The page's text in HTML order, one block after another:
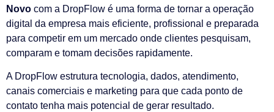
Novo com a DropFlow é uma forma de tornar a operação
digital da empresa mais eficiente, profissional e preparada
para competir em um mercado onde clientes pesquisam,
comparam e tomam decisões rapidamente.
A DropFlow estrutura tecnologia, dados, atendimento,
canais comerciais e marketing para que cada ponto de
contato tenha mais potencial de gerar resultado.